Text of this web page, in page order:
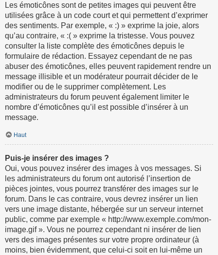
Les émoticônes sont de petites images qui peuvent être
utilisées grâce à un code court et qui permettent d’exprimer
des sentiments. Par exemple, « :) » exprime la joie, alors
qu’au contraire, « :( » exprime la tristesse. Vous pouvez
consulter la liste complète des émoticônes depuis le
formulaire de rédaction. Essayez cependant de ne pas
abuser des émoticônes, elles peuvent rapidement rendre un
message illisible et un modérateur pourrait décider de le
modifier ou de le supprimer complètement. Les
administrateurs du forum peuvent également limiter le
nombre d’émoticônes qu’il est possible d’insérer à un
message.
Haut
Puis-je insérer des images ?
Oui, vous pouvez insérer des images à vos messages. Si
les administrateurs du forum ont autorisé l’insertion de
pièces jointes, vous pourrez transférer des images sur le
forum. Dans le cas contraire, vous devrez insérer un lien
vers une image distante, hébergée sur un serveur internet
public, comme par exemple « http://www.exemple.com/mon-
image.gif ». Vous ne pourrez cependant ni insérer de lien
vers des images présentes sur votre propre ordinateur (à
moins, bien évidemment, que celui-ci soit en lui-même un